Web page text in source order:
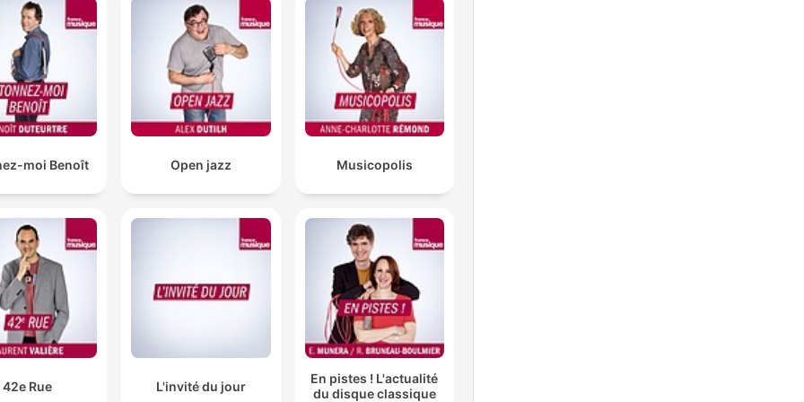
moi Benoît Open jazz Musicopolis
42e Rue L'invité du jour
En pistes ! L'actualité
du disque classique